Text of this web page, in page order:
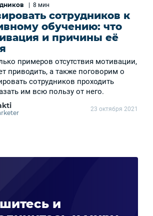
| 8 мин
сотрудников к
обучению: что
и причины её
примеров отсутствия мотивации,
приводить, а также поговорим о
сотрудников проходить
им всю пользу от него.
23 октября 2021
и